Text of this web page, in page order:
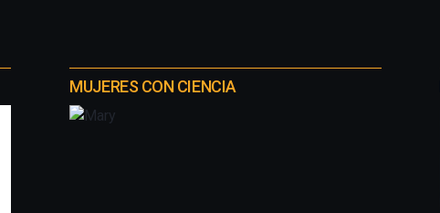
MUJERES CON CIENCIA